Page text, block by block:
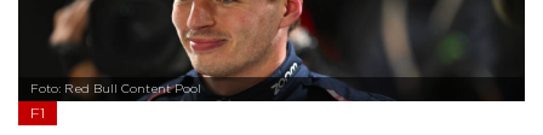
Foto: Red Bull Content Pool
F1